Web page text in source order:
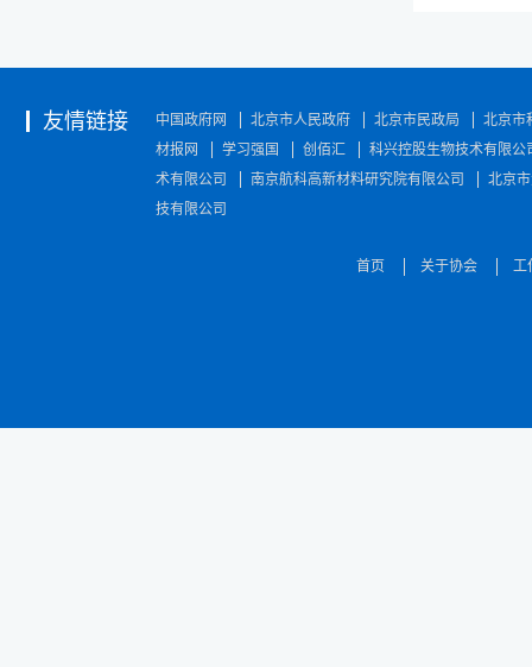
友情链接 中国政府网 北京市人民政府 北京市民政局
北京市
材报网
学习强国 创佰汇
科兴控股生物技术有限公
术有限公司
南京航科高新材料研究院有限公司
北京
技有限公司
首页 关于协会 工